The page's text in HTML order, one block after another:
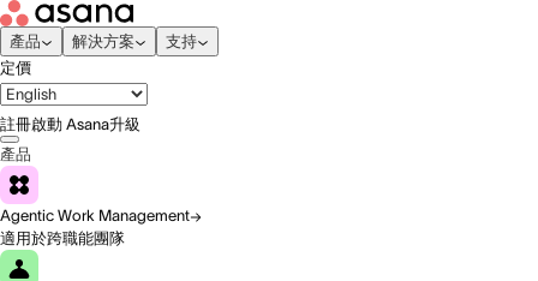
產品 解決方案
支持
定價
註冊啟動 Asana升級
產品
Agentic Work Management
適用於跨職能團隊